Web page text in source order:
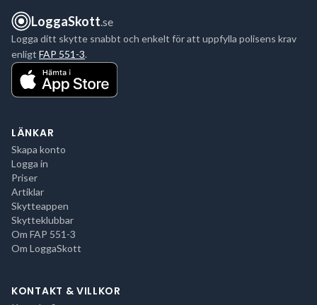
LoggaSkott.se
Logga ditt skytte snabbt och enkelt för att uppfylla polisens krav
enligt FAP 551-3.
LÄNKAR
Skapa konto
Logga in
Priser
Artiklar
Skytteappen
Skytteklubbar
Om FAP 551-3
Om LoggaSkott
KONTAKT & VILLKOR